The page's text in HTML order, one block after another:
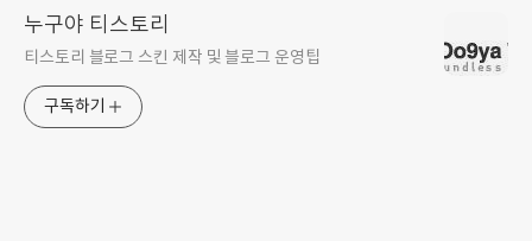
누구야 티스토리
티스토리 블로그 스킨 제작 및 블로그 운영팁
구독하기